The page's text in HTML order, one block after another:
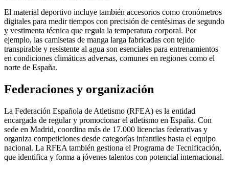
El material deportivo incluye también accesorios como cronómetros
digitales para medir tiempos con precisión de centésimas de segundo
y vestimenta técnica que regula la temperatura corporal. Por
ejemplo, las camisetas de manga larga fabricadas con tejido
transpirable y resistente al agua son esenciales para entrenamientos
en condiciones climáticas adversas, comunes en regiones como el
norte de España.
Federaciones y organización
La Federación Española de Atletismo (RFEA) es la entidad
encargada de regular y promocionar el atletismo en España. Con
sede en Madrid, coordina más de 17.000 licencias federativas y
organiza competiciones desde categorías infantiles hasta el equipo
nacional. La RFEA también gestiona el Programa de Tecnificación,
que identifica y forma a jóvenes talentos con potencial internacional.